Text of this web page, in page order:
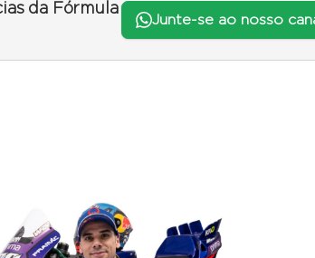
da Fórmula
Junte-se ao nosso